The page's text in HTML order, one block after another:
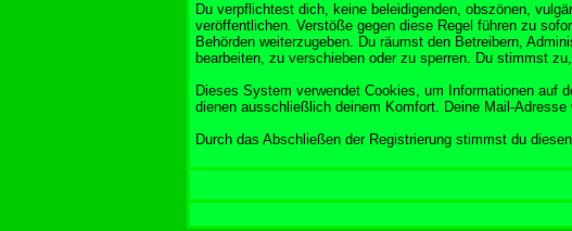
Du verpflichtest dich, keine beleidigenden, obszönen,
veröffentlichen. Verstöße gegen diese Regel führen zu
Behörden weiterzugeben. Du räumst den Betreibern,
bearbeiten, zu verschieben oder zu sperren. Du stimmst
Dieses System verwendet Cookies, um Informationen auf
dienen ausschließlich deinem Komfort. Deine Mail-
Durch das Abschließen der Registrierung stimmst du